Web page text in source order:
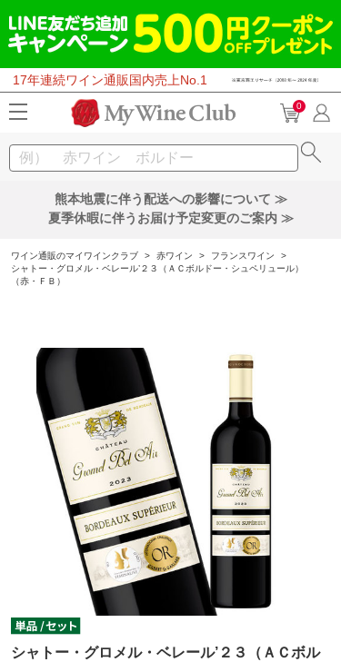
17年連続ワイン通販国内売上No.1
0
熊本地震に伴う配送への影響について ≫
夏季休暇に伴うお届け予定変更のご案内 ≫
ワイン通販のマイワインクラブ > 赤ワイン > フランスワイン
>
シャトー・グロメル・ベレール’２３（ＡＣボルドー・シュペリュール）
（赤・ＦＢ）
シャトー・グロメル・ベレール’２３（ＡＣボル